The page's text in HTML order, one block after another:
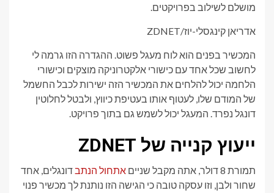
מושלם לשילוב בפרויקטים.
אדריאן קינגסלי-יוז/ZDNET
המכשיר בפנים הוא לוח מעגל פשוט. ההגדרה הזו גרמה לי
לחשוב שכל אחד עם כישורי אלקטרוניקה מוצקים וכישורי
הלחמה יכול להלחים את המכשיר הזה ישירות לכבל החשמל
של המודם שלו, לעטוף אותו בעטיפת כיווץ, ולבטל לחלוטין
דונגל נפרד. המעגל יכול לשמש גם בתוך פרויקט.
ייעוץ קנייה של ZDNET
תמורת 8 דולר, אתה מקבל שניים אתחול הנתבדונגלים, אחד
שחור ולבן, וזו עסקה טובה כי הגישה הזו נותנת לך מכשיר פנוי